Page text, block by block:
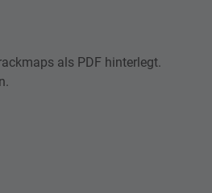
als PDF hinterlegt.